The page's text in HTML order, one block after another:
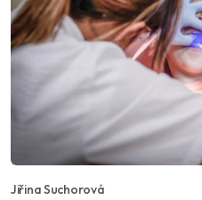
Jiřina Suchorová